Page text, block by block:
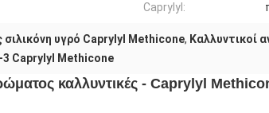
Caprylyl:
σιλικόνη υγρό Caprylyl Methicone, Καλλυντικοί
3 Caprylyl Methicone
καλλυντικές - Caprylyl